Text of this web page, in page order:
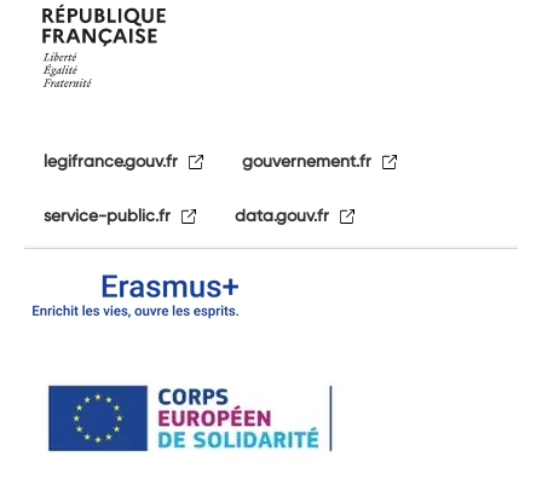
legifrance.gouv.fr gouvernement.fr
service-public.fr data.gouv.fr